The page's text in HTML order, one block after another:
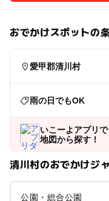
おでかけスポットの
愛甲郡清川村
雨の日でもOK
いこーよアプリで
地図から探す！
清川村のおでかけジ
公園・総合公園